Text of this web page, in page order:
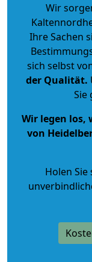
Wir
Ihre Sachen
sich selbst
der Qualität.
Sie
Wir legen los,
von
Holen